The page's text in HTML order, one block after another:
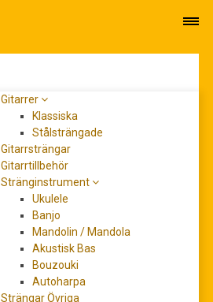
Gitarrer
Klassiska
Stålsträngade
Gitarrsträngar
Gitarrtillbehör
Stränginstrument
Ukulele
Banjo
Mandolin / Mandola
Akustisk Bas
Bouzouki
Autoharpa
Strängar Övriga